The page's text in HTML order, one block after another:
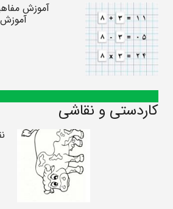
آموزش
کاردستی و نقاشی